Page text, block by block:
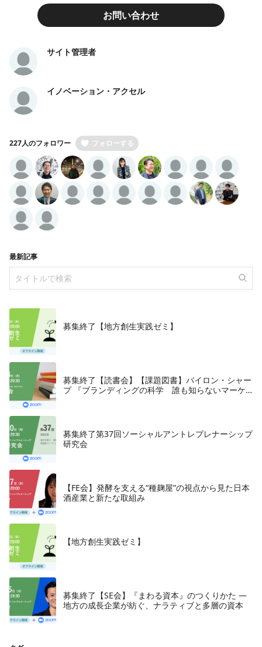
お問い合わせ
サイト管理者
イノベーション・アクセル
227人のフォロワー フォローする
最新記事
募集終了【地方創生実践ゼミ】
募集終了【読書会】【課題図書】バイロン・シャー
プ 『ブランディングの科学 誰も知らないマーケ
募集終了第37回ソーシャルアントレプレナーシップ
研究会
【FE会】発酵を支える“種麹屋”の視点から見た日本
酒産業と新たな取組み
【地方創生実践ゼミ】
募集終了【SE会】『まわる資本』のつくりかた —
地方の成長企業が紡ぐ、ナラティブと多層の資本